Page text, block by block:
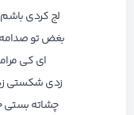
لج کردی
بغض تو
ای کی
زدی شکستی
چشاته بستی